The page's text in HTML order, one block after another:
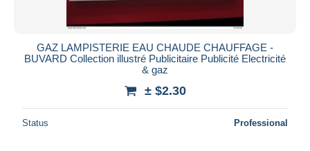
GAZ LAMPISTERIE EAU CHAUDE CHAUFFAGE -
BUVARD Collection illustré Publicitaire Publicité Electricité
& gaz
± $2.30
Status Professional